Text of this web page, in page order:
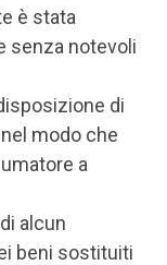
è stata
senza notevoli
di
modo che
a
alcun
beni sostituiti